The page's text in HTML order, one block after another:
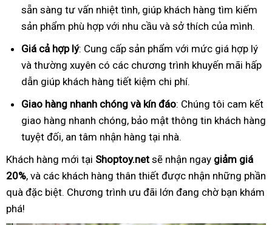
sẵn sàng tư vấn nhiệt tình, giúp khách hàng tìm kiếm
sản phẩm phù hợp với nhu cầu và sở thích của mình.
Giá cả hợp lý: Cung cấp sản phẩm với mức giá hợp lý
và thường xuyên có các chương trình khuyến mãi hấp
dẫn giúp khách hàng tiết kiệm chi phí.
Giao hàng nhanh chóng và kín đáo: Chúng tôi cam kết
giao hàng nhanh chóng, bảo mật thông tin khách hàng
tuyệt đối, an tâm nhận hàng tại nhà.
Khách hàng mới tại Shoptoy.net sẽ nhận ngay giảm giá
20%, và các khách hàng thân thiết được nhận những phần
quà đặc biệt. Chương trình ưu đãi lớn đang chờ bạn khám
phá!